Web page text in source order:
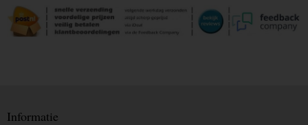
Informatie